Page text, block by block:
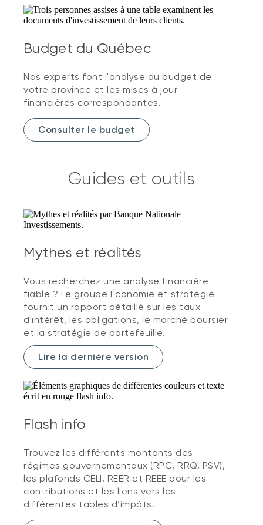
Budget du Québec
Nos experts font l'analyse du budget de
votre province et les mises à jour
financières correspondantes.
Consulter le budget
Guides et outils
Mythes et réalités
Vous recherchez une analyse financière
fiable ? Le groupe Économie et stratégie
fournit un rapport détaillé sur les taux
d'intérêt, les obligations, le marché boursier
et la stratégie de portefeuille.
Lire la dernière version
Flash info
Trouvez les différents montants des
régimes gouvernementaux (RPC, RRQ, PSV),
les plafonds CELI, REER et REEE pour les
contributions et les liens vers les
différentes tables d’impôts.